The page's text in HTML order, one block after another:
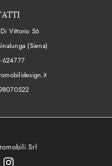
Vittorio 56
(Siena)
624777
Srl